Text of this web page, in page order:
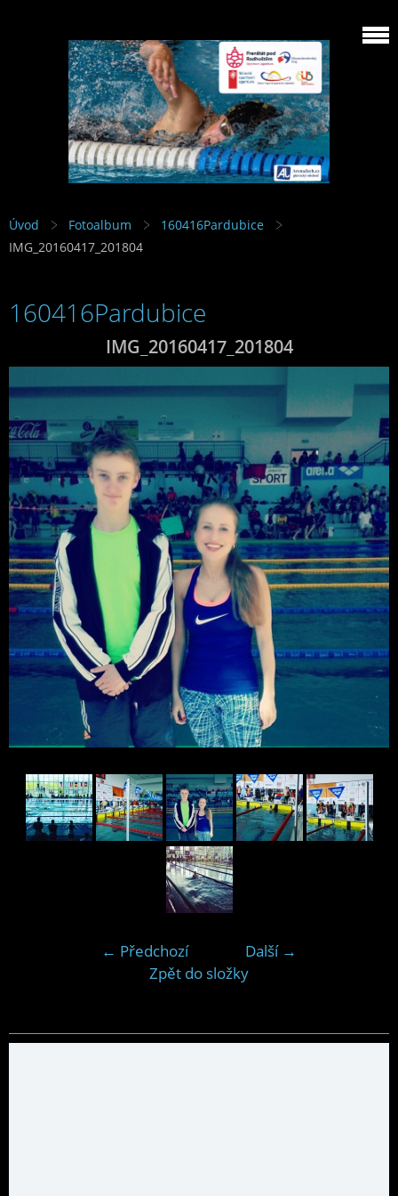
Úvod Fotoalbum
160416Pardubice
IMG_20160417_201804
160416Pardubice
IMG_20160417_201804
← Předchozí
Další →
Zpět do složky